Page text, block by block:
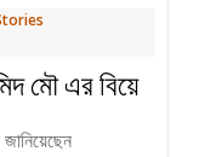
মৌ এর বিয়ে